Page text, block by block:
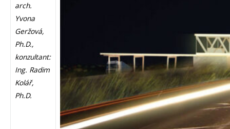
arch.
Yvona
Geržová,
Ph.D.,
konzultant:
Ing. Radim
Kolář,
Ph.D.